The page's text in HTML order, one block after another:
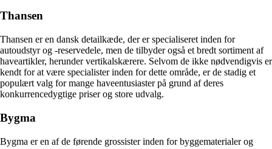
Thansen
Thansen er en dansk detailkæde, der er specialiseret inden for
autoudstyr og -reservedele, men de tilbyder også et bredt sortiment af
haveartikler, herunder vertikalskærere. Selvom de ikke nødvendigvis er
kendt for at være specialister inden for dette område, er de stadig et
populært valg for mange haveentusiaster på grund af deres
konkurrencedygtige priser og store udvalg.
Bygma
Bygma er en af de førende grossister inden for byggematerialer og